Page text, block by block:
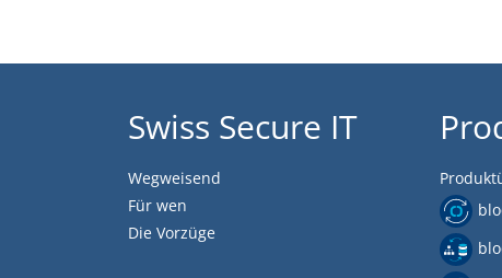
Swiss Secure IT
Wegweisend
Für wen
Die Vorzüge